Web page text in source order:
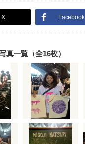
X Facebook
真一覧（全16枚）